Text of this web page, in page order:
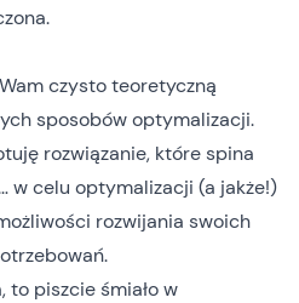
czysto teoretyczną
sposobów optymalizacji.
rozwiązanie, które spina
w celu optymalizacji (a jakże!)
rozwijania swoich
piszcie śmiało w